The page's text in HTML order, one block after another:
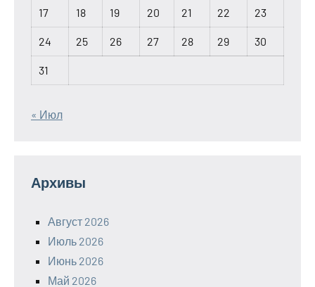
17 18 19 20 21 22 23
24 25 26 27 28 29 30
31
« Июл
Архивы
Август 2026
Июль 2026
Июнь 2026
Май 2026